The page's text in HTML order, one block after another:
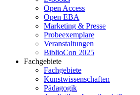
Open Access
Open EBA
Marketing & Presse
Probeexemplare
Veranstaltungen
BiblioCon 2025
Fachgebiete
Fachgebiete
Kunstwissenschaften
Pädagogik